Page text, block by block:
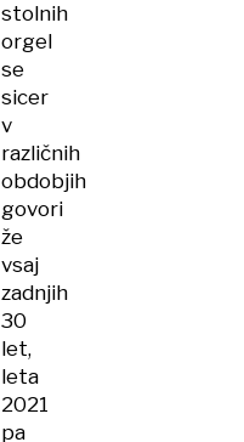
stolnih
orgel
se
sicer
v
različnih
obdobjih
govori
že
vsaj
zadnjih
30
let,
leta
2021
pa